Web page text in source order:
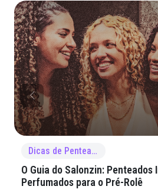
Dicas de Penteado
O Guia do Salonzin: Penteados
Perfumados para o Pré-Rolê